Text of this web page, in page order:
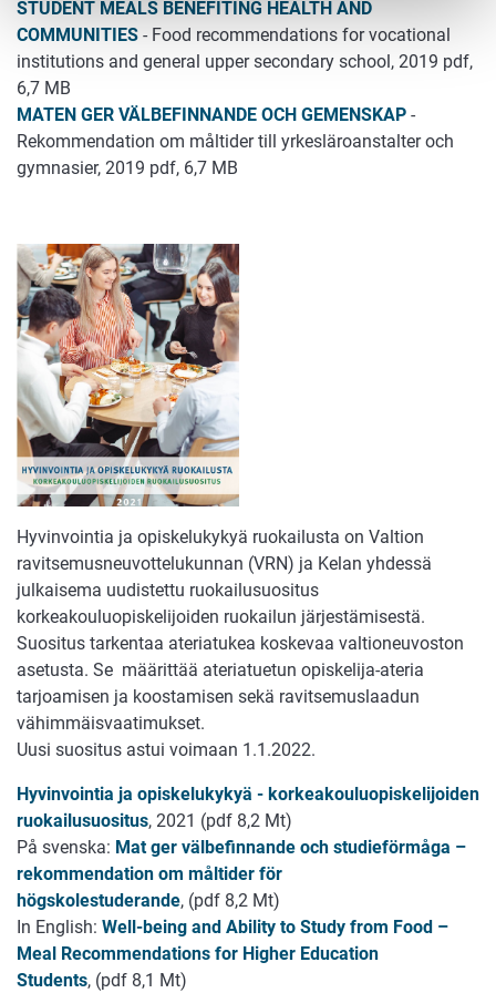
STUDENT MEALS BENEFITING HEALTH AND
COMMUNITIES - Food recommendations for vocational
institutions and general upper secondary school, 2019 pdf,
6,7 MB
MATEN GER VÄLBEFINNANDE OCH GEMENSKAP -
Rekommendation om måltider till yrkesläroanstalter och
gymnasier, 2019 pdf, 6,7 MB
Hyvinvointia ja opiskelukykyä ruokailusta on Valtion
ravitsemusneuvottelukunnan (VRN) ja Kelan yhdessä
julkaisema uudistettu ruokailusuositus
korkeakouluopiskelijoiden ruokailun järjestämisestä.
Suositus tarkentaa ateriatukea koskevaa valtioneuvoston
asetusta. Se määrittää ateriatuetun opiskelija-ateria
tarjoamisen ja koostamisen sekä ravitsemuslaadun
vähimmäisvaatimukset.
Uusi suositus astui voimaan 1.1.2022.
Hyvinvointia ja opiskelukykyä - korkeakouluopiskelijoiden
ruokailusuositus, 2021 (pdf 8,2 Mt)
På svenska: Mat ger välbefinnande och studieförmåga –
rekommendation om måltider för
högskolestuderande, (pdf 8,2 Mt)
In English: Well-being and Ability to Study from Food –
Meal Recommendations for Higher Education
Students, (pdf 8,1 Mt)